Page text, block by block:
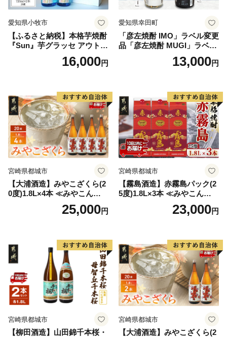
愛知県小牧市
【ふるさと納税】本格芋焼酎
『Sun』芋グラッセ アウトド
ア ソロキャンプ ベランピン
グ 巣ごもり 就労支援16,000円
愛知県幸田町
「彦左焼酎 IMO」ラベル変更
品「彦左焼酎 MUGI」ラベル
変更品 飲み比べ セット 合計
2本 720ml×各1本 25度 焼酎
13,000円
宮崎県都城市
【大浦酒造】みやこざくら(2
0度)1.8L×4本 ≪みやこんじょ
特急便≫_AD-077125,000円
宮崎県都城市
【霧島酒造】赤霧島パック(2
5度)1.8L×3本 ≪みやこんじょ
特急便≫_23-07-K03P-1800-3
23,000円
宮崎県都城市
【柳田酒造】山田錦千本桜・
宮崎県都城市
【大浦酒造】みやこざくら(2